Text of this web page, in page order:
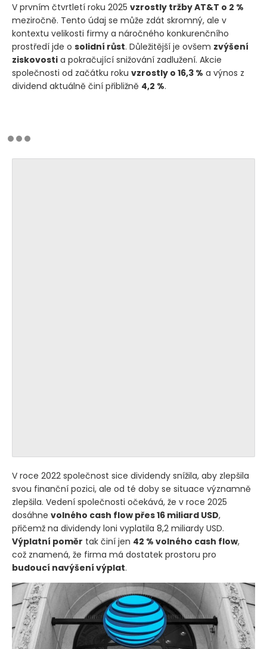
V prvním čtvrtletí roku 2025 vzrostly tržby AT&T o 2 %
meziročně. Tento údaj se může zdát skromný, ale v
kontextu velikosti firmy a náročného konkurenčního
prostředí jde o solidní růst. Důležitější je ovšem zvýšení
ziskovosti a pokračující snižování zadlužení. Akcie
společnosti od začátku roku vzrostly o 16,3 % a výnos z
dividend aktuálně činí přibližně 4,2 %.
V roce 2022 společnost sice dividendy snížila, aby zlepšila
svou finanční pozici, ale od té doby se situace významně
zlepšila. Vedení společnosti očekává, že v roce 2025
dosáhne volného cash flow přes 16 miliard USD,
přičemž na dividendy loni vyplatila 8,2 miliardy USD.
Výplatní poměr tak činí jen 42 % volného cash flow,
což znamená, že firma má dostatek prostoru pro
budoucí navýšení výplat.